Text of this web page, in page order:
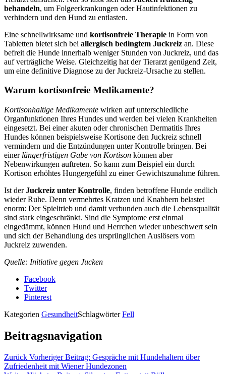
behandeln, um Folgeerkrankungen oder Hautinfektionen zu
verhindern und den Hund zu entlasten.
Eine schnellwirksame und kortisonfreie Therapie in Form von
Tabletten bietet sich bei allergisch bedingtem Juckreiz an. Diese
befreit die Hunde innerhalb weniger Stunden von Juckreiz, und das
auf verträgliche Weise. Gleichzeitig hat der Tierarzt genügend Zeit,
um eine definitive Diagnose zu der Juckreiz-Ursache zu stellen.
Warum kortisonfreie Medikamente?
Kortisonhaltige Medikamente wirken auf unterschiedliche
Organfunktionen Ihres Hundes und werden bei vielen Krankheiten
eingesetzt. Bei einer akuten oder chronischen Dermatitis Ihres
Hundes können beispielsweise Kortisone den Juckreiz schnell
vermindern und die Entzündungen unter Kontrolle bringen. Bei
einer längerfristigen Gabe von Kortison können aber
Nebenwirkungen auftreten. So kann zum Beispiel ein durch
Kortison erhöhtes Hungergefühl zu einer Gewichtszunahme führen.
Ist derJuckreiz unter Kontrolle, finden betroffene Hunde endlich
wieder Ruhe. Denn vermehrtes Kratzen und Knabbern belastet
enorm: Der Spieltrieb und damit verbunden auch die Lebensqualität
sind stark eingeschränkt. Sind die Symptome erst einmal
eingedämmt, können Hund und Herrchen wieder unbeschwert sein
und sich der Behandlung des ursprünglichen Auslösers vom
Juckreiz zuwenden.
Quelle: Initiative gegen Jucken
Facebook
Twitter
Pinterest
Kategorien GesundheitSchlagwörterFell
Beitragsnavigation
Zurück Vorheriger Beitrag: Gespräche mit Hundehaltern über
Zufriedenheit mit Wiener Hundezonen